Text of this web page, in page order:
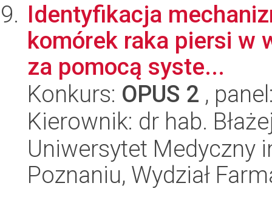
Identyfikacja
komórek raka piersi w
za pomocą syste...
Konkurs: OPUS 2 ,
Kierownik: dr hab.
Uniwersytet Medyczny
Poznaniu, Wydział